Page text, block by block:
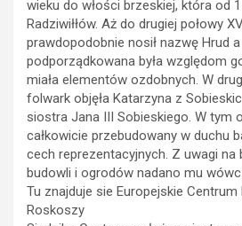
wieku do włości brzeskiej, która od
Radziwiłłów. Aż do drugiej połowy
prawdopodobnie nosił nazwę Hrud
podporządkowana była względom
miała elementów ozdobnych. W
folwark objęła Katarzyna z
siostra Jana III Sobieskiego. W tym
całkowicie przebudowany w duchu
cech reprezentacyjnych. Z uwagi na
budowli i ogrodów nadano mu
Tu znajduje sie Europejskie Centrum
Roskoszy